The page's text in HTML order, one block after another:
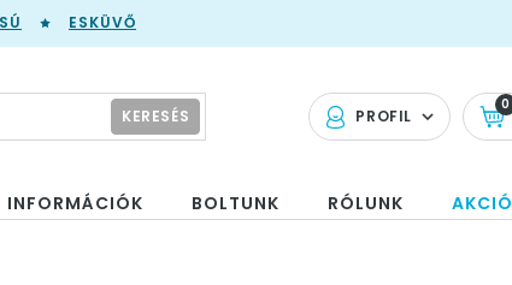
ESKÜVŐ
PROFIL
0
KERESÉS
INFORMÁCIÓK BOLTUNK RÓLUNK AKCIÓ